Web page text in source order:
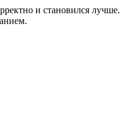
и становился лучше.